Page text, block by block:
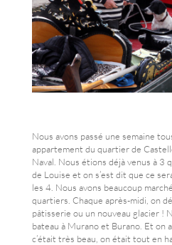
Nous avons passé une semaine
appartement du quartier de
Naval. Nous étions déjà venus à 3
de Louise et on s’est dit que ce
les 4. Nous avons beaucoup
quartiers. Chaque après-midi, on
pâtisserie ou un nouveau glacier !
bateau à Murano et Burano. Et on
c’était très beau, on était tout en